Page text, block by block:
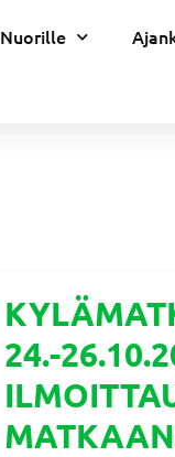
Nuorille
24.-